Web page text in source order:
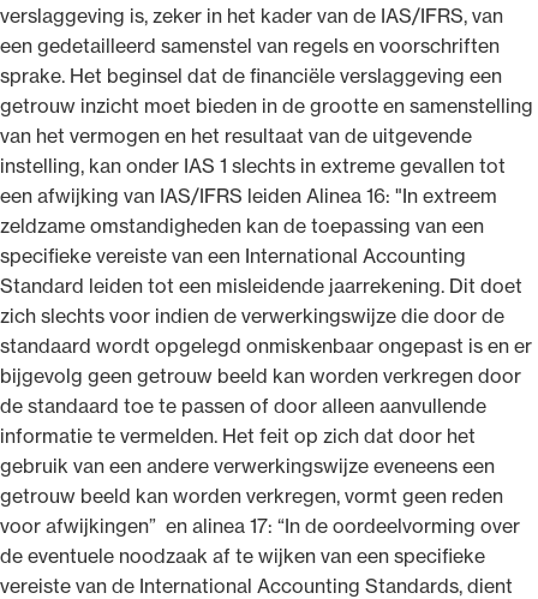
verslaggeving is, zeker in het kader van de IAS/IFRS, van
een gedetailleerd samenstel van regels en voorschriften
sprake. Het beginsel dat de financiële verslaggeving een
getrouw inzicht moet bieden in de grootte en samenstelling
van het vermogen en het resultaat van de uitgevende
instelling, kan onder IAS 1 slechts in extreme gevallen tot
een afwijking van IAS/IFRS leiden Alinea 16: "In extreem
zeldzame omstandigheden kan de toepassing van een
specifieke vereiste van een International Accounting
Standard leiden tot een misleidende jaarrekening. Dit doet
zich slechts voor indien de verwerkingswijze die door de
standaard wordt opgelegd onmiskenbaar ongepast is en er
bijgevolg geen getrouw beeld kan worden verkregen door
de standaard toe te passen of door alleen aanvullende
informatie te vermelden. Het feit op zich dat door het
gebruik van een andere verwerkingswijze eveneens een
getrouw beeld kan worden verkregen, vormt geen reden
voor afwijkingen” en alinea 17: “In de oordeelvorming over
de eventuele noodzaak af te wijken van een specifieke
vereiste van de International Accounting Standards, dient